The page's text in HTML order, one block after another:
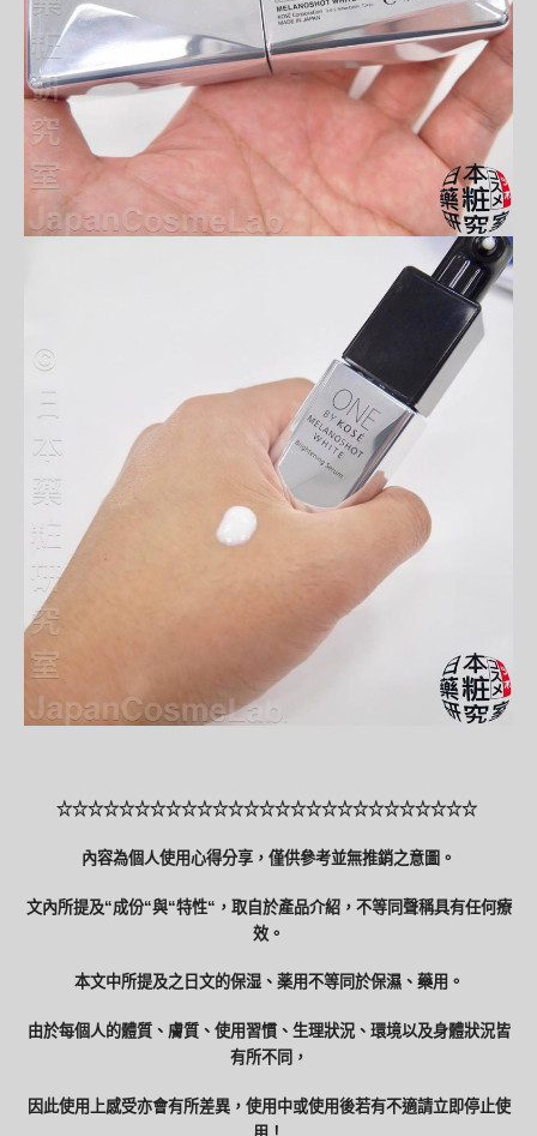
☆☆☆☆☆☆☆☆☆☆☆☆☆☆☆☆☆☆☆☆☆☆☆☆☆☆☆
內容為個人使用心得分享，僅供參考並無推銷之意圖。
文內所提及“成份“與“特性“ ，取自於產品介紹，不等同聲稱具有任何療
效。
本文中所提及之日文的保湿、薬用不等同於保濕、藥用。
由於每個人的體質、膚質、使用習慣、生理狀況、環境以及身體狀況皆
有所不同，
因此使用上感受亦會有所差異，使用中或使用後若有不適請立即停止使